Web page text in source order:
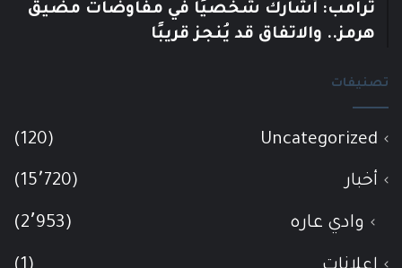
ترامب: أشارك شخصيًا في مفاوضات مضيق
هرمز.. والاتفاق قد يُنجز قريبًا
تصنيفات
Uncategorized
(120)
أخبار (15٬720)
وادي عاره (2٬953)